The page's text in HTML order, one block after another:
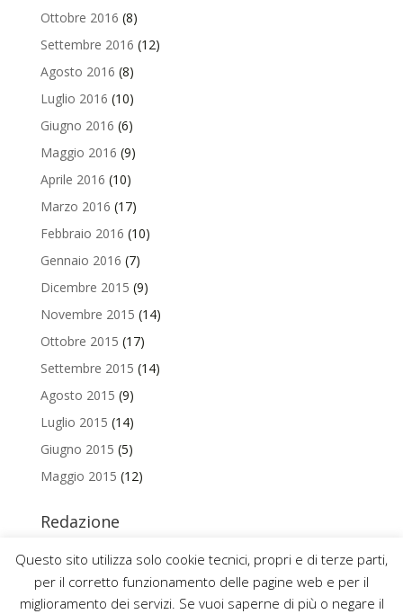
Ottobre 2016 (8)
Settembre 2016 (12)
Agosto 2016 (8)
Luglio 2016 (10)
Giugno 2016 (6)
Maggio 2016 (9)
Aprile 2016 (10)
Marzo 2016 (17)
Febbraio 2016 (10)
Gennaio 2016 (7)
Dicembre 2015 (9)
Novembre 2015 (14)
Ottobre 2015 (17)
Settembre 2015 (14)
Agosto 2015 (9)
Luglio 2015 (14)
Giugno 2015 (5)
Maggio 2015 (12)
Redazione
uniamo@uniurb.it
Questo sito utilizza solo cookie tecnici, propri e di terze parti,
per il corretto funzionamento delle pagine web e per il
miglioramento dei servizi. Se vuoi saperne di più o negare il